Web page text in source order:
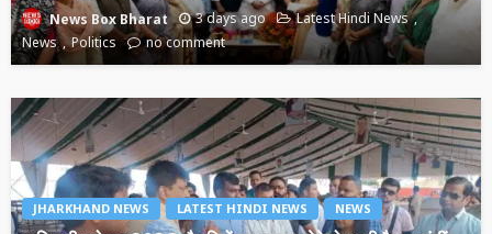
News Box Bharat 3 days ago
Latest Hindi News
News
Politics no comment
JHARKHAND NEWS LATEST HINDI NEWS NEWS